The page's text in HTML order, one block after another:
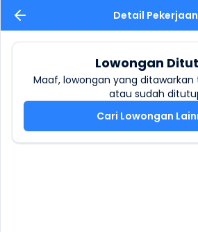
Detail Pekerjaan
Lowongan
Maaf, lowongan yang
atau sudah
Cari Lowongan